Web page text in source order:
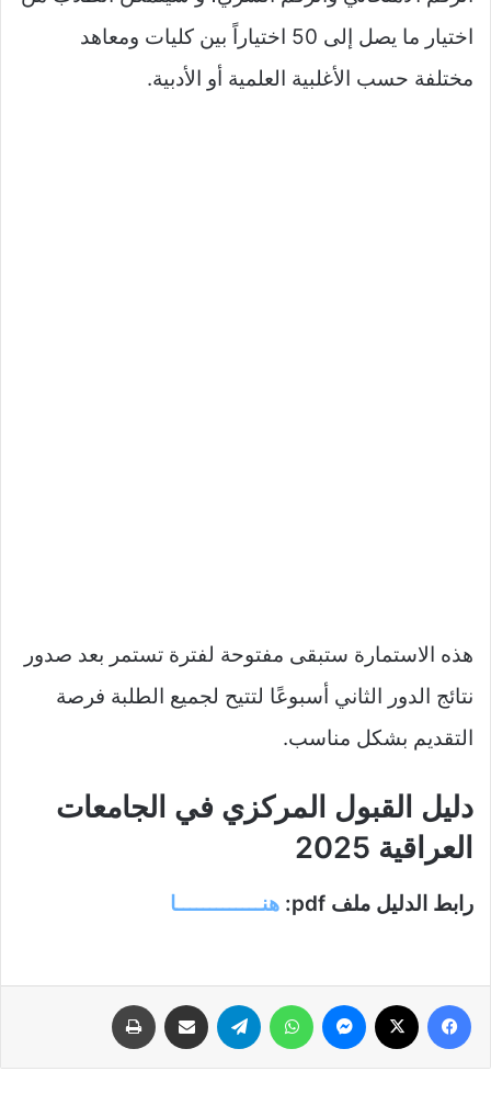
اختيار ما يصل إلى 50 اختياراً بين كليات ومعاهد
مختلفة حسب الأغلبية العلمية أو الأدبية.
هذه الاستمارة ستبقى مفتوحة لفترة تستمر بعد صدور
نتائج الدور الثاني أسبوعًا لتتيح لجميع الطلبة فرصة
التقديم بشكل مناسب.
دليل القبول المركزي في الجامعات
العراقية 2025
رابط الدليل ملف pdf: هنـــــــــــــا
فيسبوك ماسنجر واتساب تيلقرام مشاركة عبر البريد